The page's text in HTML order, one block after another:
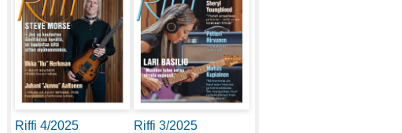
Riffi 4/2025 Riffi 3/2025